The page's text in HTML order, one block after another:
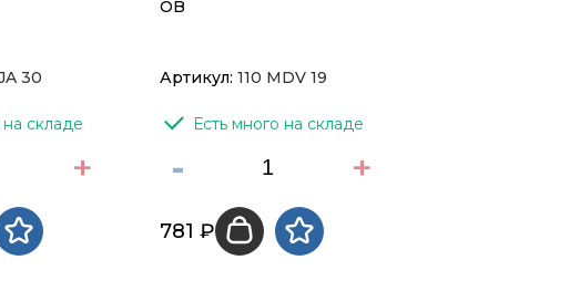
30
складе
+
OB
Артикул: 110 MDV 19
Есть много на складе
- +
781 ₽